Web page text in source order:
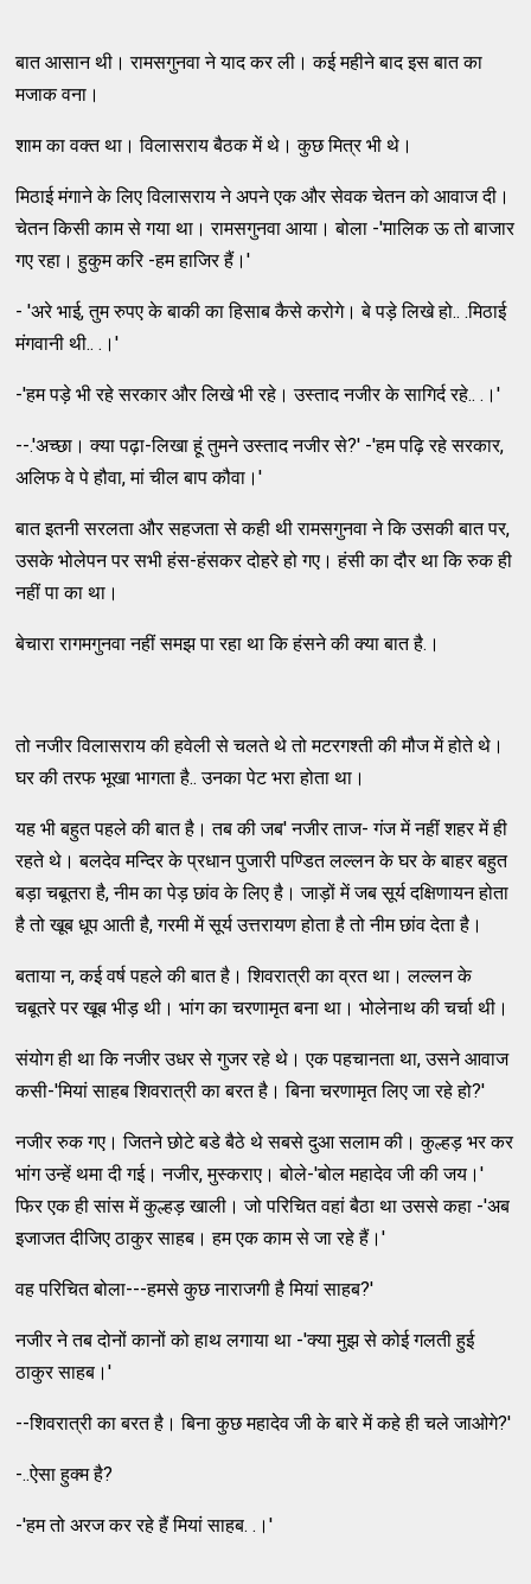
बात आसान थी। रामसगुनवा ने याद कर ली। कई महीने बाद इस बात का
मजाक वना।
शाम का वक्त था। विलासराय बैठक में थे। कुछ मित्र भी थे।
मिठाई मंगाने के लिए विलासराय ने अपने एक और सेवक चेतन को आवाज दी।
चेतन किसी काम से गया था। रामसगुनवा आया। बोला -'मालिक ऊ तो बाजार
गए रहा। हुकुम करि -हम हाजिर हैं।'
- 'अरे भाई, तुम रुपए के बाकी का हिसाब कैसे करोगे। बे पड़े लिखे हो.. .मिठाई
मंगवानी थी.. .।'
-'हम पड़े भी रहे सरकार और लिखे भी रहे। उस्ताद नजीर के सागिर्द रहे.. .।'
--.'अच्छा। क्या पढ़ा-लिखा हूं तुमने उस्ताद नजीर से?' -'हम पढ़ि रहे सरकार,
अलिफ वे पे हौवा, मां चील बाप कौवा।'
बात इतनी सरलता और सहजता से कही थी रामसगुनवा ने कि उसकी बात पर,
उसके भोलेपन पर सभी हंस-हंसकर दोहरे हो गए। हंसी का दौर था कि रुक ही
नहीं पा का था।
बेचारा रागमगुनवा नहीं समझ पा रहा था कि हंसने की क्या बात है.।
तो नजीर विलासराय की हवेली से चलते थे तो मटरगश्ती की मौज में होते थे।
घर की तरफ भूखा भागता है.. उनका पेट भरा होता था।
यह भी बहुत पहले की बात है। तब की जब' नजीर ताज- गंज में नहीं शहर में ही
रहते थे। बलदेव मन्दिर के प्रधान पुजारी पण्डित लल्लन के घर के बाहर बहुत
बड़ा चबूतरा है, नीम का पेड़ छांव के लिए है। जाड़ों में जब सूर्य दक्षिणायन होता
है तो खूब धूप आती है, गरमी में सूर्य उत्तरायण होता है तो नीम छांव देता है।
बताया न, कई वर्ष पहले की बात है। शिवरात्री का व्रत था। लल्लन के
चबूतरे पर खूब भीड़ थी। भांग का चरणामृत बना था। भोलेनाथ की चर्चा थी।
संयोग ही था कि नजीर उधर से गुजर रहे थे। एक पहचानता था, उसने आवाज
कसी-'मियां साहब शिवरात्री का बरत है। बिना चरणामृत लिए जा रहे हो?'
नजीर रुक गए। जितने छोटे बडे बैठे थे सबसे दुआ सलाम की। कुल्हड़ भर कर
भांग उन्हें थमा दी गई। नजीर, मुस्कराए। बोले-'बोल महादेव जी की जय।'
फिर एक ही सांस में कुल्हड़ खाली। जो परिचित वहां बैठा था उससे कहा -'अब
इजाजत दीजिए ठाकुर साहब। हम एक काम से जा रहे हैं।'
वह परिचित बोला---हमसे कुछ नाराजगी है मियां साहब?'
नजीर ने तब दोनों कानों को हाथ लगाया था -'क्या मुझ से कोई गलती हुई
ठाकुर साहब।'
--शिवरात्री का बरत है। बिना कुछ महादेव जी के बारे में कहे ही चले जाओगे?'
-..ऐसा हुक्म है?
-'हम तो अरज कर रहे हैं मियां साहब. .।'